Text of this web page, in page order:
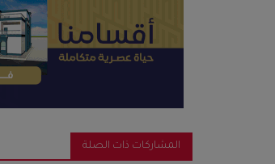
المشاركات ذات الصلة